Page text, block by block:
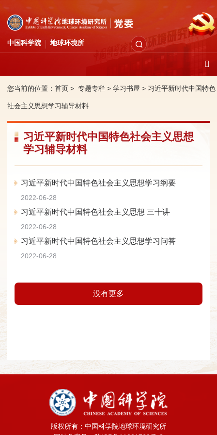
中国科学院 地球环境所
您当前的位置： 首页 > 专题专栏 > 学习书屋 > 习近平新时代中国特色
社会主义思想学习辅导材料
习近平新时代中国特色社会主义思想
学习辅导材料
习近平新时代中国特色社会主义思想学习纲要
2022-06-28
习近平新时代中国特色社会主义思想 三十讲
2022-06-28
习近平新时代中国特色社会主义思想学习问答
2022-06-28
没有更多
版权所有：中国科学院地球环境研究所